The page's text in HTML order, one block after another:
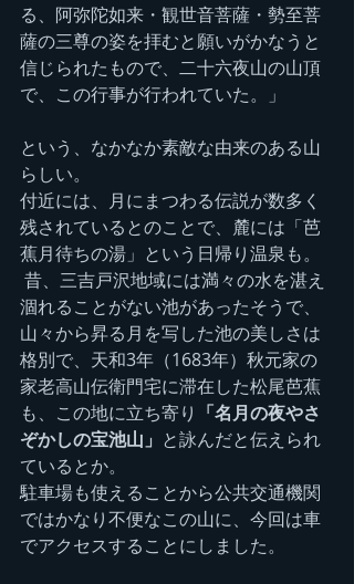
る、阿弥陀如来・観世音菩薩・勢至菩
薩の三尊の姿を拝むと願いがかなうと
信じられたもので、二十六夜山の山頂
で、この行事が行われていた。」
という、なかなか素敵な由来のある山
らしい。
付近には、月にまつわる伝説が数多く
残されているとのことで、麓には「芭
蕉月待ちの湯」という日帰り温泉も。
涸れることがない池があったそうで、
山々から昇る月を写した池の美しさは
格別で、天和3年（1683年）秋元家の
家老高山伝衛門宅に滞在した松尾芭蕉
も、この地に立ち寄り 「名月の夜やさ
ぞかしの宝池山」 と詠んだと伝えられ
ているとか。
駐車場も使えることから公共交通機関
ではかなり不便なこの山に、今回は車
でアクセスすることにしました。